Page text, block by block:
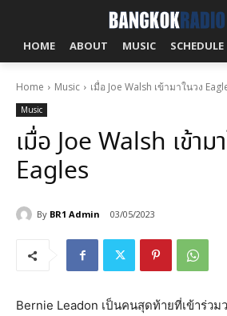
HOME ABOUT MUSIC SCHEDULE
Home Music เมื่อ Joe Walsh เข้ามาในวง
Music
เมื่อ Joe Walsh เข้าม
Eagles
By BR1 Admin 03/05/2023
Bernie Leadon เป็นคนสุดท้ายที่เข้าร่วม